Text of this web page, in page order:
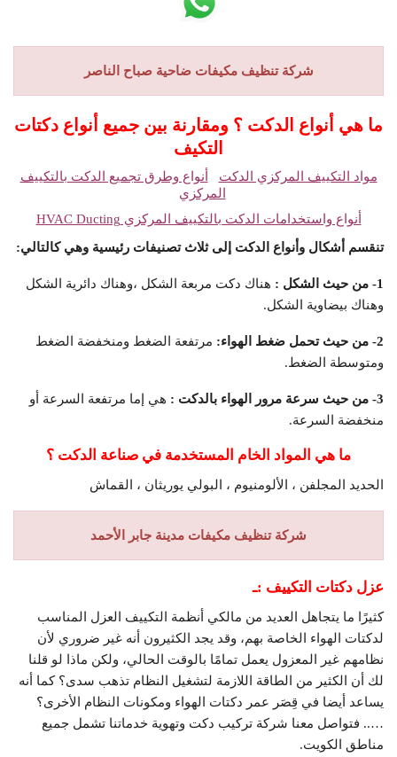
شركة تنظيف مكيفات ضاحية صباح الناصر
ما هي أنواع الدكت ؟ ومقارنة بين جميع أنواع دكتات
التكيف
مواد التكييف المركزي الدكت
أنواع وطرق تجميع الدكت بالتكييف
المركزي
أنواع واستخدامات الدكت بالتكييف المركزي HVAC Ducting
تنقسم أشكال وأنواع الدكت إلى ثلاث تصنيفات رئيسية وهي كالتالي:
1- من حيث الشكل :
هناك دكت مربعة الشكل ،وهناك دائرية الشكل
وهناك بيضاوية الشكل.
2- من حيث تحمل ضغط الهواء:
مرتفعة الضغط ومنخفضة الضغط
ومتوسطة الضغط.
3- من حيث سرعة مرور الهواء بالدكت :
هي إما مرتفعة السرعة أو
منخفضة السرعة.
ما هي المواد الخام المستخدمة في صناعة الدكت ؟
الحديد المجلفن ، الألومنيوم ، البولي يوريثان ، القماش
شركة تنظيف مكيفات مدينة جابر الأحمد
عزل دكتات التكييف :ـ
كثيرًا ما يتجاهل العديد من مالكي أنظمة التكييف العزل المناسب
لدكتات الهواء الخاصة بهم، وقد يجد الكثيرون أنه غير ضروري لأن
نظامهم غير المعزول يعمل تمامًا بالوقت الحالي، ولكن ماذا لو قلنا
لك أن الكثير من الطاقة اللازمة لتشغيل النظام تذهب سدى؟ كما أنه
يساعد أيضا في قِصَر عمر دكتات الهواء ومكونات النظام الأخرى؟
….. فتواصل معنا شركة تركيب دكت وتهوية خدماتنا تشمل جميع
مناطق الكويت.